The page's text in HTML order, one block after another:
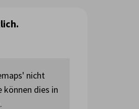
nicht
dies in